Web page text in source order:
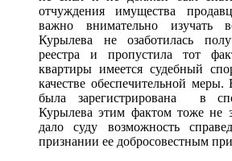
отчуждения имущества
важно внимательно изучать
Курылева не озаботилась
реестра и пропустила тот
квартиры имеется судебный
качестве обеспечительной
была зарегистрирована в
Курылева этим фактом тоже не
дало суду возможность
признании ее добросовестным